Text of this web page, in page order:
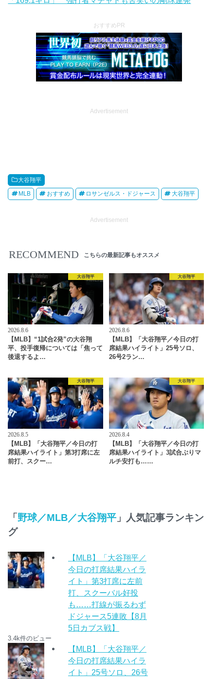
おすすめPR
Advertisement
大谷翔平
MLB おすすめ ロサンゼルス・ドジャース 大谷翔平
Advertisement
RECOMMEND こちらの最新記事もオススメ
大谷翔平
2026.8.6
【MLB】“1試合2発”の大谷翔
平、投手復帰については「焦って
後退するよ…
大谷翔平
2026.8.6
【MLB】「大谷翔平／今日の打
席結果ハイライト」25号ソロ、
26号2ラン…
大谷翔平
2026.8.5
【MLB】「大谷翔平／今日の打
席結果ハイライト」第3打席に左
前打、スクー…
大谷翔平
2026.8.4
【MLB】「大谷翔平／今日の打
席結果ハイライト」3試合ぶりマ
ルチ安打も……
「 野球／MLB／大谷翔平 」人気記事ランキン
グ
【MLB】「大谷翔平／
今日の打席結果ハイラ
イト」第3打席に左前
打、スクーバル好投
も……打線が振るわず
ドジャース5連敗【8月
5日カブス戦】
3.4k件のビュー
【MLB】「大谷翔平／
今日の打席結果ハイラ
イト」25号ソロ、26号